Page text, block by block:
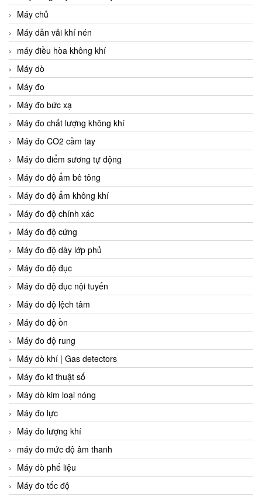
Máy chủ
Máy dẫn vải khí nén
máy điều hòa không khí
Máy dò
Máy đo
Máy đo bức xạ
Máy đo chất lượng không khí
Máy đo CO2 cầm tay
Máy đo điểm sương tự động
Máy đo độ ẩm bê tông
Máy đo độ ẩm không khí
Máy đo độ chính xác
Máy đo độ cứng
Máy đo độ dày lớp phủ
Máy đo độ đục
Máy đo độ đục nội tuyến
Máy đo độ lệch tâm
Máy đo độ ồn
Máy đo độ rung
Máy dò khí | Gas detectors
Máy đo kĩ thuật số
Máy dò kim loại nóng
Máy đo lực
Máy đo lượng khí
máy đo mức độ âm thanh
Máy dò phế liệu
Máy đo tốc độ